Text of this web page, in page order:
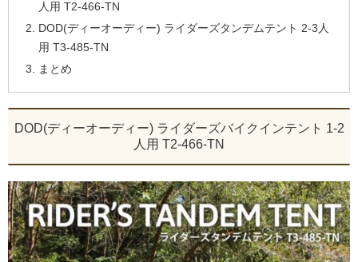
人用 T2-466-TN
DOD(ディーオーディー) ライダーズタンデムテント 2-3人
用 T3-485-TN
まとめ
DOD(ディーオーディー) ライダーズバイクインテント 1-2
人用 T2-466-TN